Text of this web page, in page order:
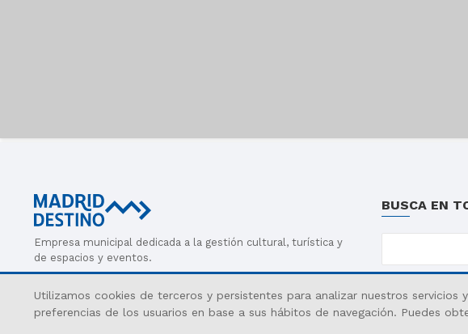
Empresa municipal dedicada a la gestión cultural, turística y
de espacios y eventos.
BUSCA EN
© MADRID DESTINO CULTURA TURISMO Y NEGOCIO, S.A.,
Utilizamos cookies de terceros y persistentes para analizar nuestros
preferencias de los usuarios en base a sus hábitos de navegación. Puedes
Queue-Fair